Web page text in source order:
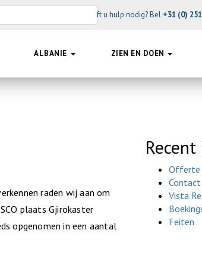
Heeft u hulp nodig? Bel +31 (0)
ALBANIE ZIEN EN DOEN
raden wij aan om
plaats Gjirokaster
opgenomen in een aantal
Offerte
Contact
Vista
Feiten